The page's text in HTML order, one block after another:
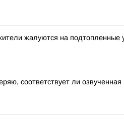
жалуются на подтопленные
соответствует ли